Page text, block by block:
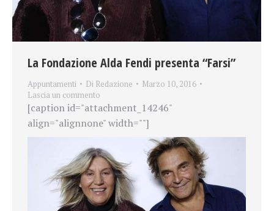
La Fondazione Alda Fendi presenta “Farsi”
Appuntamenti Di Redazione
Marzo 10, 2016
Lascia un commento
[caption id="attachment_14246"
align="alignnone" width=""]